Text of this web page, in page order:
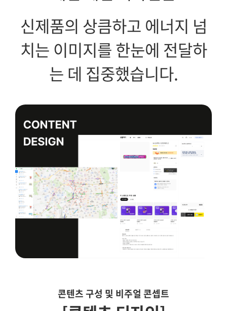
신제품의 상큼하고 에너지 넘
치는 이미지를 한눈에 전달하
는 데 집중했습니다.
콘텐츠 구성 및 비주얼 콘셉트